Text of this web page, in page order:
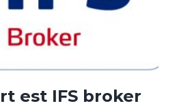
est IFS broker